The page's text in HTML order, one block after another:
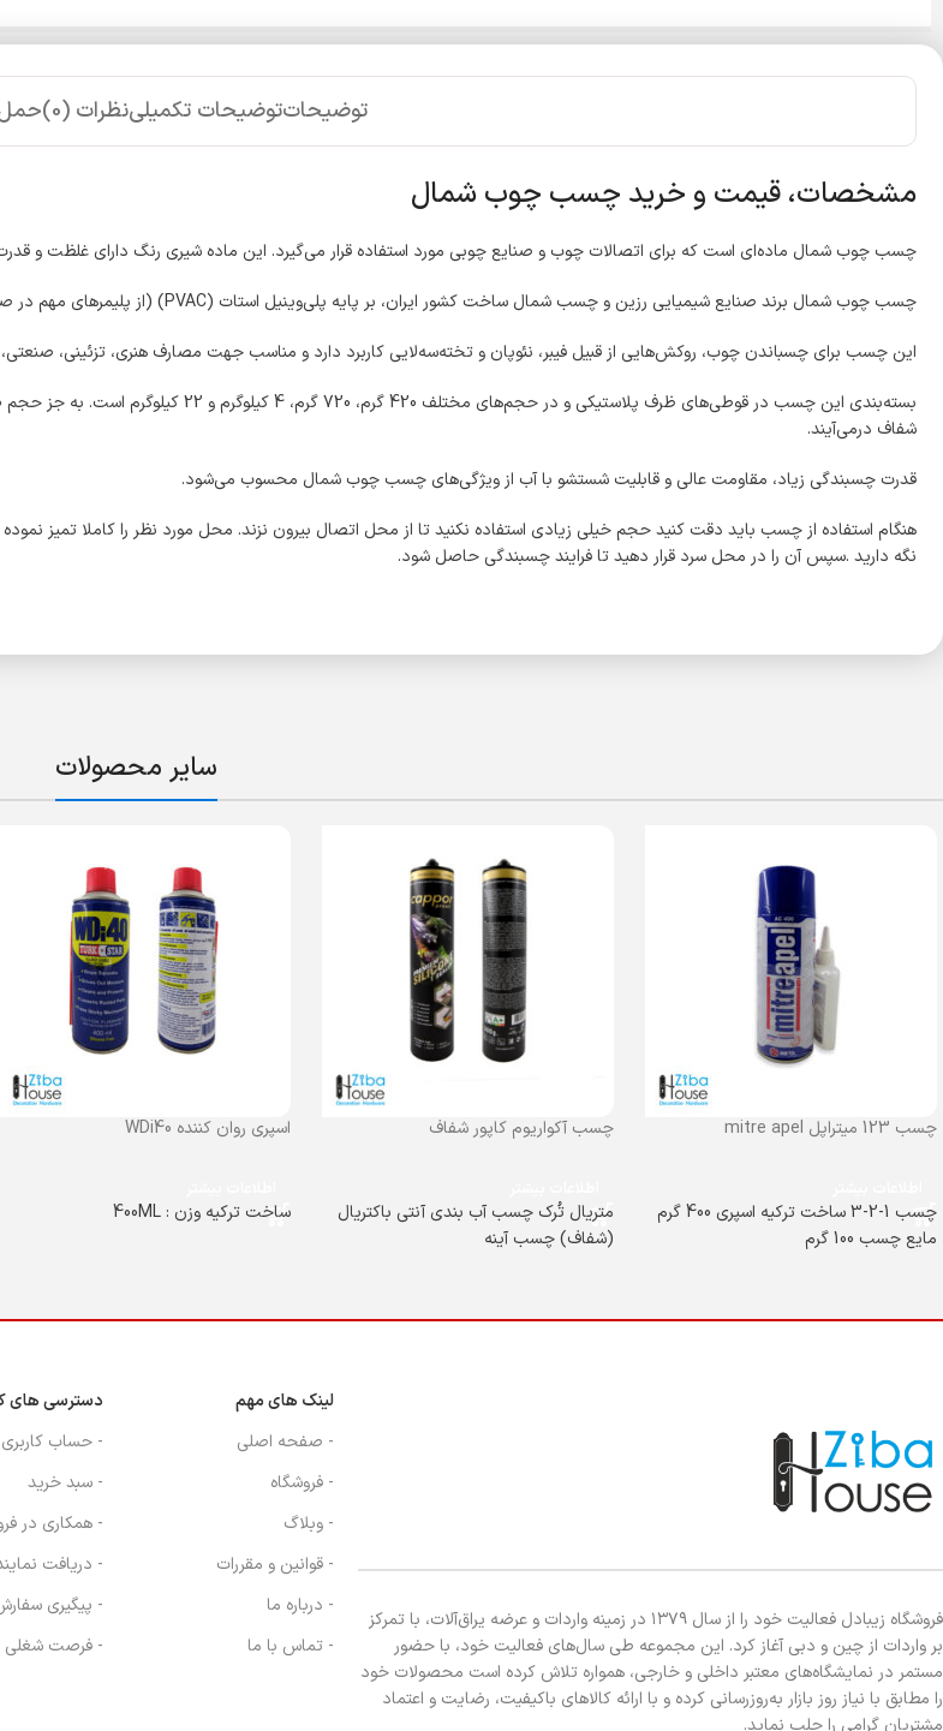
توضیحاتتوضیحات تکمیلینظرات (0) حمل
مشخصات، قیمت و خرید چسب چوب شمال
چسب چوب شمال ماده‌ای است که برای اتصالات چوب و صنایع چوبی مورد استفاده قرار می‌گیرد. این ماده شیری رنگ دارای غلظت و
چسب چوب شمال برند صنایع شیمیایی رزین و چسب شمال ساخت کشور ایران، بر پایه پلی‌وینیل استات (PVAC) (از پلیمرهای مهم در صنعت چسب) است.
این چسب برای چسباندن چوب، روکش‌هایی از قبیل فیبر، نئوپان و تخته‌سه‌لایی کاربرد دارد و مناسب جهت مصارف هنری، تزئینی،
شفاف درمی‌آیند.
قدرت چسبندگی زیاد، مقاومت عالی و قابلیت شستشو با آب از ویژگی‌های چسب چوب شمال محسوب می‌شود.
نگه دارید .سپس آن را در محل سرد قرار دهید تا فرایند چسبندگی حاصل شود.
سایر محصولات
چسب 123 میتراپل mitre apel
چسب 1-2-3 ساخت ترکیه اسپری 400 گرم
مایع چسب 100 گرم
چسب آکواریوم کاپور شفاف
متریال تُرک چسب آب بندی آنتی باکتریال
(شفاف) چسب آینه
اسپری روان کننده WDi40
ساخت ترکیه وزن : 400ML
فروشگاه زیبادل فعالیت خود را از سال ۱۳۷۹ در زمینه واردات و عرضه یراق‌آلات، با تمرکز
بر واردات از چین و دبی آغاز کرد. این مجموعه طی سال‌های فعالیت خود، با حضور
مستمر در نمایشگاه‌های معتبر داخلی و خارجی، همواره تلاش کرده است محصولات خود
را مطابق با نیاز روز بازار به‌روزرسانی کرده و با ارائه کالاهای باکیفیت، رضایت و اعتماد
مشتریان گرامی را جلب نماید.
لینک های مهم
- صفحه اصلی
- فروشگاه
- وبلاگ
- قوانین و مقررات
- درباره ما
- تماس با ما
دسترسی های
- حساب کاربری
- سبد خرید
- همکاری در
- دریافت
- پیگیری
- فرصت شغلی